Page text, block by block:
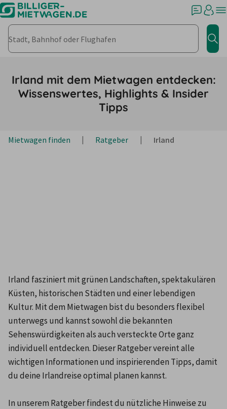
Stadt, Bahnhof oder Flughafen
Irland mit dem Mietwagen entdecken:
Wissenswertes, Highlights & Insider
Tipps
Mietwagen finden Ratgeber Irland
Irland fasziniert mit grünen Landschaften, spektakulären
Küsten, historischen Städten und einer lebendigen
Kultur. Mit dem Mietwagen bist du besonders flexibel
unterwegs und kannst sowohl die bekannten
Sehenswürdigkeiten als auch versteckte Orte ganz
individuell entdecken. Dieser Ratgeber vereint alle
wichtigen Informationen und inspirierenden Tipps, damit
du deine Irlandreise optimal planen kannst.
In unserem Ratgeber findest du nützliche Hinweise zu